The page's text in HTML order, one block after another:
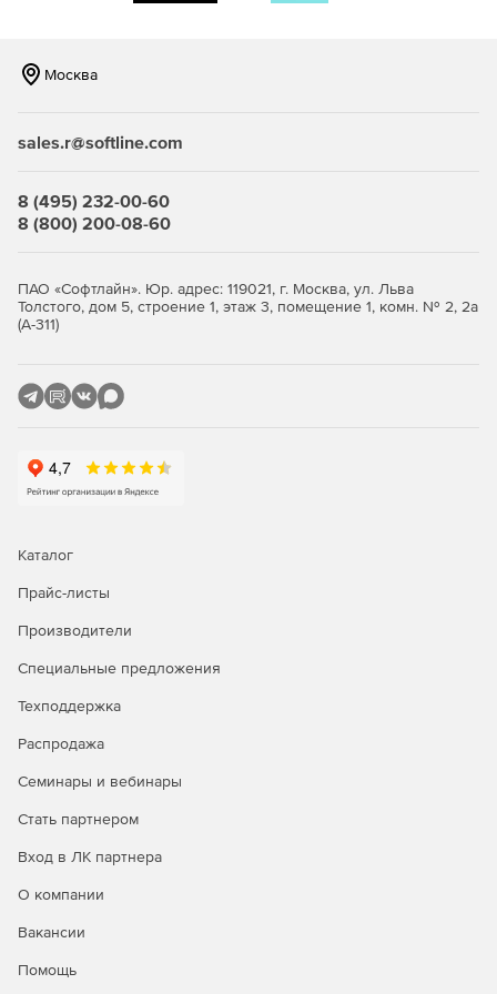
Москва
sales.r@softline.com
8 (495) 232-00-60
8 (800) 200-08-60
ПАО «Софтлайн». Юр. адрес: 119021, г. Москва, ул. Льва
Толстого, дом 5, строение 1, этаж 3, помещение 1, комн. № 2, 2а
(А-311)
Каталог
Прайс-листы
Производители
Специальные предложения
Техподдержка
Распродажа
Семинары и вебинары
Стать партнером
Вход в ЛК партнера
О компании
Вакансии
Помощь